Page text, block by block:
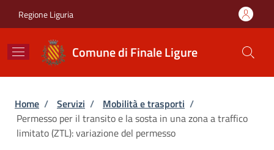
Regione Liguria
Comune di Finale Ligure
Briciole di pane
Home / Servizi / Mobilità e trasporti /
Permesso per il transito e la sosta in una zona a traffico
limitato (ZTL): variazione del permesso